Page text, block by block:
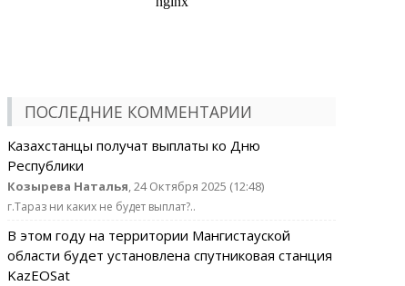
ПОСЛЕДНИЕ КОММЕНТАРИИ
Казахстанцы получат выплаты ко Дню
Республики
Козырева Наталья, 24 Октября 2025 (12:48)
г.Тараз ни каких не будет выплат?..
В этом году на территории Мангистауской
области будет установлена спутниковая станция
KazEOSat